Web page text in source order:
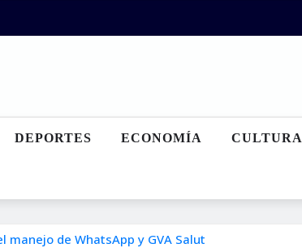
DEPORTES ECONOMÍA CULTURA
de WhatsApp y GVA Salut